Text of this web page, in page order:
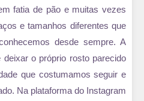
fatia de pão e muitas vezes
e tamanhos diferentes que
desde sempre. A
o próprio rosto parecido
que costumamos seguir e
Na plataforma do Instagram